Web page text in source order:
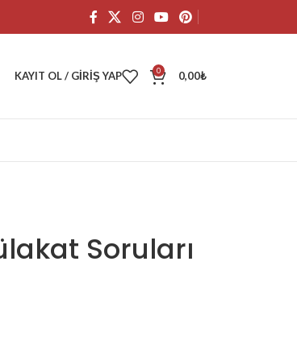
KAYIT OL / GIRIŞ YAP 0 0,00₺
Soruları